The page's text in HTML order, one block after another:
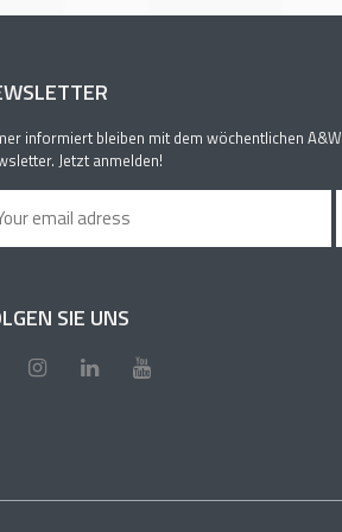
informiert bleiben mit dem wöchentlichen A&W
Jetzt anmelden!
SIE UNS